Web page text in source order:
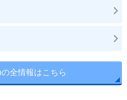
全情報はこちら